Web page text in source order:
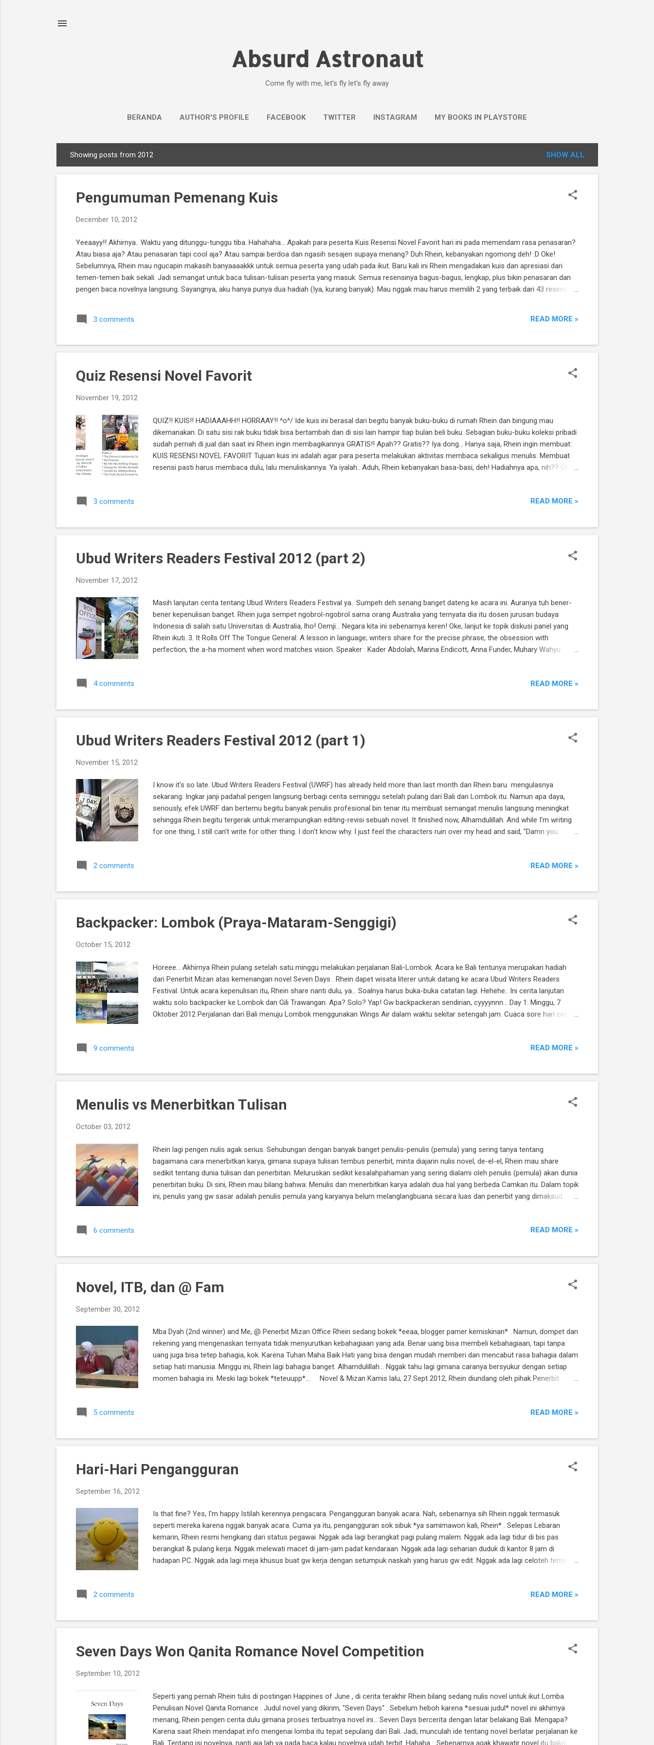
Absurd Astronaut
Come fly with me, let's fly let's fly away
BERANDA AUTHOR'S PROFILE FACEBOOK TWITTER INSTAGRAM MY BOOKS IN PLAYSTORE
o
Showing posts from 2012 SHOW ALL
Pengumuman Pemenang Kuis
December 10, 2012
Yeeaayy!! Akhirnya.. Waktu yang ditunggu-tunggu tiba. Hahahaha... Apakah para peserta Kuis Resensi Novel Favorit hari ini pada memendam rasa penasaran?
Atau biasa aja? Atau penasaran tapi cool aja? Atau sampai berdoa dan ngasih sesajen supaya menang? Duh Rhein, kebanyakan ngomong deh! :D Oke!
Sebelumnya, Rhein mau ngucapin makasih banyaaaakkk untuk semua peserta yang udah pada ikut. Baru kali ini Rhein mengadakan kuis dan apresiasi dari
temen-temen baik sekali. Jadi semangat untuk baca tulisan-tulisan peserta yang masuk. Semua resensinya bagus-bagus, lengkap, plus bikin penasaran dan
pengen baca novelnya langsung. Sayangnya, aku hanya punya dua hadiah (Iya, kurang banyak). Mau nggak mau harus memilih 2 yang terbaik dari 43 resensi
3 comments READ MORE »
Quiz Resensi Novel Favorit
November 19, 2012
QUIZ!! KUIS!! HADIAAAHH!! HORRAAY!! ^o^/ Ide kuis ini berasal dari begitu banyak buku-buku di rumah Rhein dan bingung mau
dikemanakan. Di satu sisi rak buku tidak bisa bertambah dan di sisi lain hampir tiap bulan beli buku. Sebagian buku-buku koleksi pribadi
sudah pernah di jual dan saat ini Rhein ingin membagikannya GRATIS!! Apah?? Gratis?? Iya dong... Hanya saja, Rhein ingin membuat:
KUIS RESENSI NOVEL FAVORIT Tujuan kuis ini adalah agar para peserta melakukan aktivitas membaca sekaligus menulis. Membuat
resensi pasti harus membaca dulu, lalu menuliskannya. Ya iyalah.. Aduh, Rhein kebanyakan basa-basi, deh! Hadiahnya apa, nih?? Okay,
3 comments READ MORE »
Ubud Writers Readers Festival 2012 (part 2)
November 17, 2012
Masih lanjutan cerita tentang Ubud Writers Readers Festival ya.. Sumpeh deh senang banget dateng ke acara ini. Auranya tuh bener-
bener kepenulisan banget. Rhein juga sempet ngobrol-ngobrol sama orang Australia yang ternyata dia itu dosen jurusan budaya
Indonesia di salah satu Universitas di Australia, lho! Oemji... Negara kita ini sebenarnya keren! Oke, lanjut ke topik diskusi panel yang
Rhein ikuti. 3. It Rolls Off The Tongue General: A lesson in language; writers share for the precise phrase, the obsession with
perfection, the a-ha moment when word matches vision. Speaker : Kader Abdolah, Marina Endicott, Anna Funder, Muhary Wahyu
4 comments READ MORE »
Ubud Writers Readers Festival 2012 (part 1)
November 15, 2012
I know it's so late. Ubud Writers Readers Festival (UWRF) has already held more than last month dan Rhein baru mengulasnya
sekarang. Ingkar janji padahal pengen langsung berbagi cerita seminggu setelah pulang dari Bali dan Lombok itu. Namun apa daya,
seriously, efek UWRF dan bertemu begitu banyak penulis profesional bin tenar itu membuat semangat menulis langsung meningkat
sehingga Rhein begitu tergerak untuk merampungkan editing-revisi sebuah novel. It finished now, Alhamdulillah. And while I'm writing
for one thing, I still can't write for other thing. I don't know why. I just feel the characters ruin over my head and said, "Damn you
2 comments READ MORE »
Backpacker: Lombok (Praya-Mataram-Senggigi)
October 15, 2012
Horeee... Akhirnya Rhein pulang setelah satu minggu melakukan perjalanan Bali-Lombok. Acara ke Bali tentunya merupakan hadiah
dari Penerbit Mizan atas kemenangan novel Seven Days . Rhein dapet wisata literer untuk datang ke acara Ubud Writers Readers
Festival. Untuk acara kepenulisan itu, Rhein share nanti dulu, ya... Soalnya harus buka-buka catatan lagi. Hehehe.. Ini cerita lanjutan
waktu solo backpacker ke Lombok dan Gili Trawangan. Apa? Solo? Yap! Gw backpackeran sendirian, cyyyynnn... Day 1: Minggu, 7
Oktober 2012 Perjalanan dari Bali menuju Lombok menggunakan Wings Air dalam waktu sekitar setengah jam. Cuaca sore hari cerah,
9 comments READ MORE »
Menulis vs Menerbitkan Tulisan
October 03, 2012
Rhein lagi pengen nulis agak serius. Sehubungan dengan banyak banget penulis-penulis (pemula) yang sering tanya tentang
bagaimana cara menerbitkan karya, gimana supaya tulisan tembus penerbit, minta diajarin nulis novel, de-el-el, Rhein mau share
sedikit tentang dunia tulisan dan penerbitan. Meluruskan sedikit kesalahpahaman yang sering dialami oleh penulis (pemula) akan dunia
penerbitan buku. Di sini, Rhein mau bilang bahwa: Menulis dan menerbitkan karya adalah dua hal yang berbeda Camkan itu. Dalam topik
ini, penulis yang gw sasar adalah penulis pemula yang karyanya belum melanglangbuana secara luas dan penerbit yang dimaksud
6 comments READ MORE »
Novel, ITB, dan @ Fam
September 30, 2012
Mba Dyah (2nd winner) and Me, @ Penerbit Mizan Office Rhein sedang bokek *eeaa, blogger pamer kemiskinan* . Namun, dompet dan
rekening yang mengenaskan ternyata tidak menyurutkan kebahagiaan yang ada. Benar uang bisa membeli kebahagiaan, tapi tanpa
uang juga bisa tetep bahagia, kok. Karena Tuhan Maha Baik Hati yang bisa dengan mudah memberi dan mencabut rasa bahagia dalam
setiap hati manusia. Minggu ini, Rhein lagi bahagia banget. Alhamdulillah... Nggak tahu lagi gimana caranya bersyukur dengan setiap
momen bahagia ini. Meski lagi bokek *teteuupp*... Novel & Mizan Kamis lalu, 27 Sept 2012, Rhein diundang oleh pihak Penerbit
5 comments READ MORE »
Hari-Hari Pengangguran
September 16, 2012
Is that fine? Yes, I'm happy Istilah kerennya pengacara. Pengangguran banyak acara. Nah, sebenarnya sih Rhein nggak termasuk
seperti mereka karena nggak banyak acara. Cuma ya itu, pengangguran sok sibuk *ya samimawon kali, Rhein* . Selepas Lebaran
kemarin, Rhein resmi hengkang dari status pegawai. Nggak ada lagi berangkat pagi pulang malem. Nggak ada lagi tidur di bis pas
berangkat & pulang kerja. Nggak melewati macet di jam-jam padat kendaraan. Nggak ada lagi seharian duduk di kantor 8 jam di
hadapan PC. Nggak ada lagi meja khusus buat gw kerja dengan setumpuk naskah yang harus gw edit. Nggak ada lagi celoteh temen-
2 comments READ MORE »
Seven Days Won Qanita Romance Novel Competition
September 10, 2012
Seperti yang pernah Rhein tulis di postingan Happines of June , di cerita terakhir Rhein bilang sedang nulis novel untuk ikut Lomba
Penulisan Novel Qanita Romance . Judul novel yang dikirim, "Seven Days" . Sebelum heboh karena *sesuai judul* novel ini akhirnya
menang, Rhein pengen cerita dulu gimana proses terbuatnya novel ini... Seven Days bercerita dengan latar belakang Bali. Mengapa?
Karena saat Rhein mendapat info mengenai lomba itu tepat sepulang dari Bali. Jadi, munculah ide tentang novel berlatar perjalanan ke
Bali. Tentang isi novelnya, nanti aja lah ya pada baca kalau novelnya udah terbit. Hahaha... Sebenarnya agak khawatir novel itu bakal